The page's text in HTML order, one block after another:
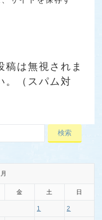
稿は無視されま
。（スパム対
金 土 日
1 2